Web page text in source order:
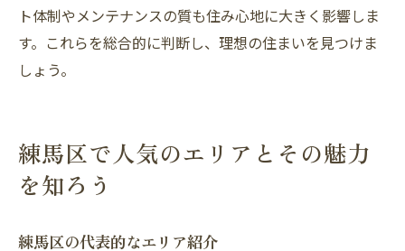
ト体制やメンテナンスの質も住み心地に大きく影響しま
す。これらを総合的に判断し、理想の住まいを見つけま
しょう。
練馬区で人気のエリアとその魅力
を知ろう
練馬区の代表的なエリア紹介